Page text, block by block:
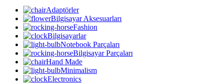
Adaptörler
Bilgisayar Aksesuarları
Fashion
Bilgisayarlar
Notebook Parçaları
Bilgisayar Parçaları
Hand Made
Minimalism
Electronics